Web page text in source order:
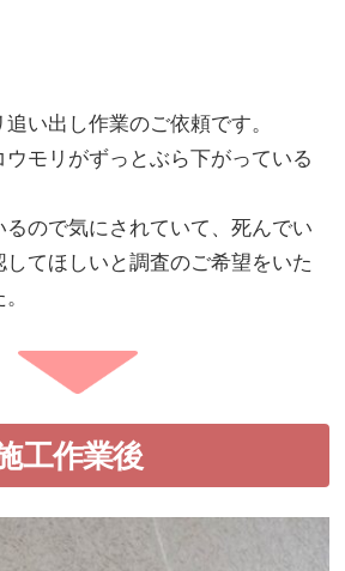
い出し作業のご依頼です。
モリがずっとぶら下がっている
ので気にされていて、死んでい
てほしいと調査のご希望をいた
工作業後